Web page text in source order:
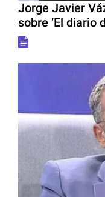
Jorge Javier
sobre ‘El diario